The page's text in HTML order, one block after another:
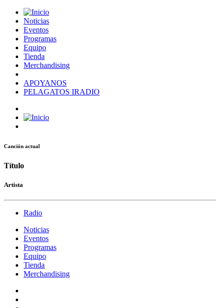
Noticias
Eventos
Programas
Equipo
Tienda
Merchandising
APOYANOS
PELAGATOS IRADIO
Canción actual
Título
Artista
Radio
Noticias
Eventos
Programas
Equipo
Tienda
Merchandising